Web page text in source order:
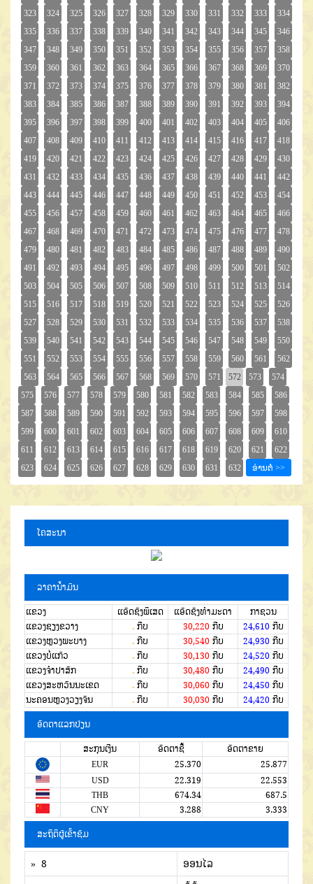
ໂຄສະນາ
ລາຄານໍ້າມັນ
ແຂວງ ແອັດຊັງພິເສດ ແອັດຊັງທຳມະດາ
ກາຊວນ
ແຂວງຊຽງຂວາງ
. ກີບ 30,220ກີບ 24,610ກີບ
ແຂວງຫຼວງພະບາງ
. ກີບ 30,540ກີບ 24,930ກີບ
ແຂວງບໍ່ແກ້ວ
. ກີບ 30,130ກີບ 24,520ກີບ
ແຂວງຈໍາປາສັກ
. ກີບ 30,480ກີບ 24,490ກີບ
ແຂວງສະຫວັນນະເຂດ
. ກີບ 30,060ກີບ 24,450ກີບ
ນະຄອນຫຼວງວຽງຈັນ
. ກີບ 30,030ກີບ 24,420ກີບ
ອັດຕາແລກປ່ຽນ
ສະກຸນເງີນ ອັດຕາຊື້
ອັດຕາຂາຍ
EUR
25.370
25.877
USD
22.319
22.553
THB
674.34
687.5
CNY
3.288 3.333
ສະຖິຕິຜູ້ເຂົ້າຊົມ
» 8
ອອນໄລ